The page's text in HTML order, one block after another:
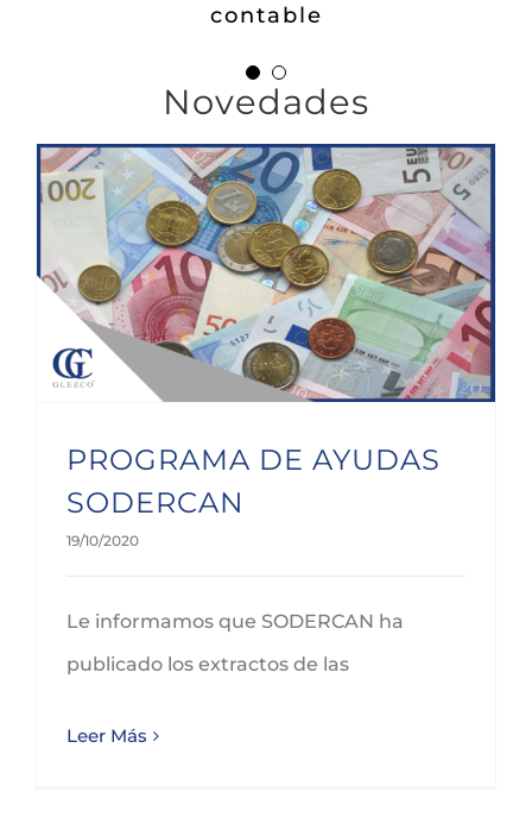
contable
Novedades
PROGRAMA DE AYUDAS
SODERCAN
19/10/2020
Le informamos que SODERCAN ha
publicado los extractos de las
Leer Más